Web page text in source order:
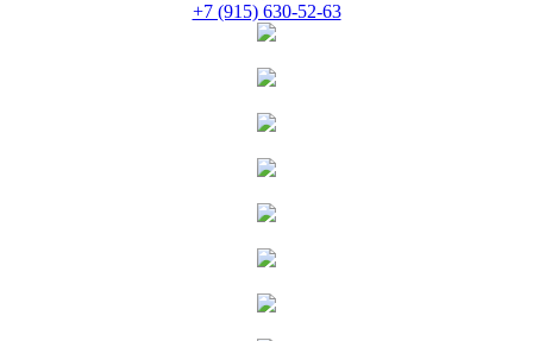
+7 (915) 630-52-63